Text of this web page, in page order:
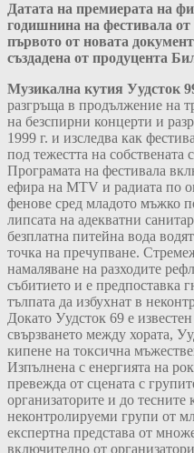
Датата на премиерата на
годишнина на фестивала от
първото от новата
създадена от продуцента
Музикална кутия Уудсток
разгръща в продължение на
на безспирни концерти и
1999 г. и изследва как
под тежестта на собствената
Програмата на фестивала
ефира на MTV и радиата по
фенове сред младото мъжко
липсата на адекватни
безплатна питейна вода
точка на пречупване.
намаляване на разходите
събитието и е предпоставка
тълпата да избухнат в
Докато Уудсток 69 е
свързването между хората,
кипене на токсична
Изпълнена с енергията на
превежда от сцената с
организаторите и до
неконтролируеми групи от
експертна представа от
включително от